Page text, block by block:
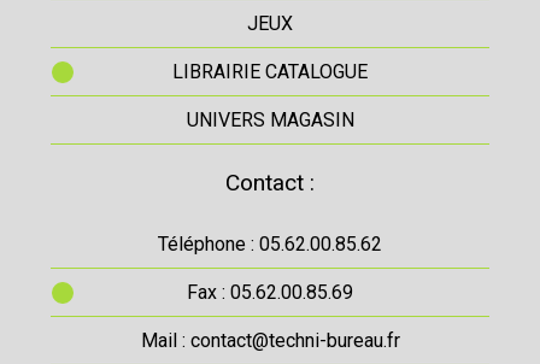
JEUX
LIBRAIRIE CATALOGUE
UNIVERS MAGASIN
Contact :
Téléphone : 05.62.00.85.62
Fax : 05.62.00.85.69
Mail : contact@techni-bureau.fr